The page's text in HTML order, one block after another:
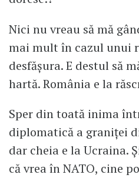
Nici nu vreau să mă
mai mult în cazul unui
desfășura. E destul să
hartă. România e la
Sper din toată inima
diplomatică a graniței
dar cheia e la Ucraina.
că vrea în NATO, cine